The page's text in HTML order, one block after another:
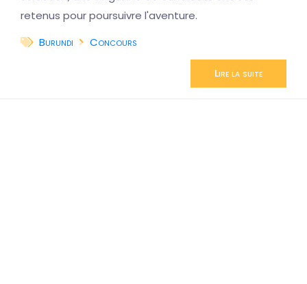
retenus pour poursuivre l'aventure.
Burundi
Concours
Lire la suite